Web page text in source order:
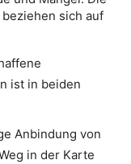
sich auf
ist in beiden
Anbindung von
in der Karte